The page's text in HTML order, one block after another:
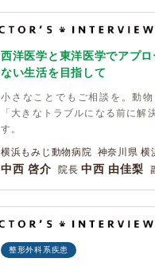
西洋医学と東洋医学でアプ
ない生活を目指して
小さなことでもご相談を。動
「大きなトラブルになる前に解
す。
横浜もみじ動物病院 神奈川県 横
中西 啓介 院長中西 由佳梨
整形外科系疾患